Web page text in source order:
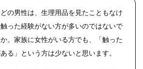
の男性は、生理用品を見たこともなけ
った経験がない方が多いのではないで
。家族に女性がいる方でも、「触った
る」という方は少ないと思います。